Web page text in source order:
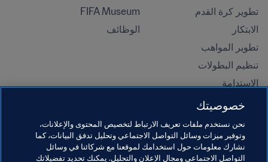
تطوير كرة القدم
الابتكار
تطوير المواهب
تنظيم البطولات
الاستدامة
حقوق الإنسان ومناهضة التمييز
المبادرات التعليمية
FIFA Museum
الوظائف
خصوصيتك
نحن نستخدم ملفات تعريف الارتباط لتخصيص المحتوى والإعلانات،
وتوفير ميزات وسائل التواصل الاجتماعي وتحليل تدفق البيانات، كما
نشارك معلومات حول استخدامك لموقعنا مع شركائنا في وسائل
التواصل الاجتماعي ومجال الإعلان والتحليل. يمكنك تحديد تفضيلاتك